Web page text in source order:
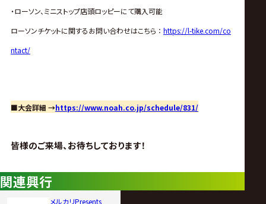
・ローソン、ミニストップ店頭ロッピーにて購入可能
ローソンチケットに関するお問い合わせはこちら ： https://l-tike.com/co
ntact/
■大会詳細 →https://www.noah.co.jp/schedule/831/
皆様のご来場、お待ちしております！
関連興行
メルカリPresents